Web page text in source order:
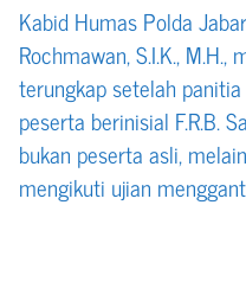
Kabid Humas Polda
Rochmawan, S.I.K., M.H.,
terungkap setelah
peserta berinisial F.R.B.
bukan peserta asli,
mengikuti ujian